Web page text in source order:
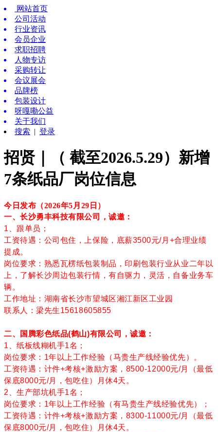
网站首页
公司活动
行业资讯
会员企业
求职招聘
人物专访
采购转让
会议展会
品牌榜
包装设计
呀嘎嘞公益
关于我们
搜索 | 登录
招贤｜（ 截至2026.5.29）新增
7条纸品厂岗位信息
今日发布（2026年5月29 日 ）
一、长沙勇丰科技有限公司，诚邀：
1、跟单员；
工资待遇：公司包住，上保险，底薪3500元/月+合理业绩
提成。
岗位要求：熟悉瓦楞纸包装制品，印刷包装行业从业二年以
上，了解长沙周边包装行情，有自驱力，灵活，自备业务车
辆。
工作地址：湖南省长沙市望城区湘江新区工业园
联系人：梁先生15618605855
二、国腾彩色纸品(鹤山)有限公司，诚邀：
1、纸板线糊机手1名；
岗位要求：1年以上工作经验（马贵生产线经验优先）。
工资待遇：计件+考核+激励方案，8500-12000元/月（最低
保底8000元/月，包吃住）月休4天。
2、生产部坑机手1名；
岗位要求：1年以上工作经验（有马贵生产线经验优先）；
工资待遇：计件+考核+激励方案，8300-11000元/月（最低
保底8000元/月，包吃住）月休4天。